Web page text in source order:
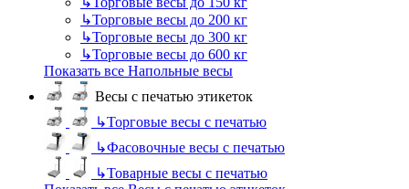
↳Торговые весы до 200 кг
↳Торговые весы до 300 кг
↳Торговые весы до 600 кг
Показать все Напольные весы
Весы с печатью этикеток
↳Торговые весы с печатью
↳Фасовочные весы с печатью
↳Товарные весы с печатью